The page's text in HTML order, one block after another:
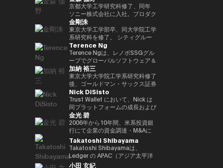
ーンおよびNFT（非代替性トーク
ン）の活用を早期から提唱してき
ました。これにより、ゲーマーは
ゲーム内資産やデータ、ひいては
価値そのものを真に所有できるよ
うになると考えられています。分
散型アプリケーションとデジタル
資産の可能性を明確に見据えた
Yat氏は、Animoca Brandsをブ
ロックチェーン、ゲーム、NFT、
そしてオープン・メタバース分野
におけるリーダー的地位へと迅速
に導きました。Animoca Brands
はNFTを中心とした複数の子会社
や製品群を展開しており、さらに
540社を超えるブロックチェーン
関連企業に投資を行い、世界最大
級のブロックチェーン投資ポート
フォリオを築いています。 Yat氏
はこれまでに数多くの栄誉を受け
ており、世界経済フォーラムの
of Crypto）」と称されている。
2013年には BitAngels を、2014
年には BitAngels Fund 1 を共同
設立。同ファンドは、イーサリア
ムのクラウドセールにおいて、1
トークン30セントという価格で
100万ドルを投資したことで知ら
れている。 ターピンは2015年に
「ビットコイン四季モデル
（Four Seasons of Bitcoin）」
を開発した人物でもあり、2024
年に Skyhorse Publishing から
刊行された著書『Bitcoin
Supercycle』は高い評価を受
け、2024年11月上旬におけるビ
ットコインの史上最高値更新を正
確に予測したことで注目を集め
た。 デジタル資産分野に参入す
る以前には、Market Wire（現
GlobeNewswire） を創業。同社
は現在、Apollo Global
年7月Binance日本代表に就任。
オックスフォード大学経営学修士
（MBA）修了。
デジタルアセットや海外の暗号資
産ETFも積極的にマーケットメイ
クを行い、上場企業である同社は
伝統金融とデジタルアセット業界
の懸け橋としての強みを持つ。
（2023年共同議長）、金融安定
委員会（FSB）イノベーションネ
ットワーク、BIS・中央銀行
CBDCグループなど、国際的な政
策協議体にも幅広く従事。 日本
銀行では、他に長崎支店長、香港
事務所長、金融機構局国際課長
（バーゼル規制担当）、国際局企
画役等を歴任。財務省では国際機
構課企画官として国際金融
（FATF、FSB等）を担当。 一橋
大学法学部卒業。ハーバード大学
でComputer Science for AIを履
修。
ション部を兼務し、同部内でトラ
ンジション・マネジメントを統
括。
COOとして参画した後、2024年
3月より現職。
本、韓国、台湾、オーストラリ
ア、ニュージーランドにおける経
済政策論議ならびにマクロ経済・
金融動向の分析を担当していま
す。また、現地の金融・監督当
局、機関投資家、ビジネスコミュ
ニティとの対話を通じて、イタリ
ア経済への理解促進と、二国間の
経済・金融関係のさらなる強化に
取り組んでいます。 中央銀行、
銀行監督当局、ならびに欧州中央
銀行（ECB）や欧州投資銀行
（EIB）を含む国際金融機関にお
いて15年以上の経験を有し、金
融規制、ガバナンス、コンプライ
アンスの分野で深い専門性を備え
ています。 ローマ大学トル・ヴ
ェルガータ校にて、健全性規制お
よび監督当局の制裁権限をテーマ
とする法学博士号を取得していま
す。
京都大学工学研究科修了、同年
ソニー株式会社に入社。プロダク
ト設計開発・商品企画・マーケテ
ィング業務に従事。その後、ネッ
ト証券でフィンテック新規事業立
ち上げ、カスタマーエクスペリエ
ンス、CX戦略推進などを経験。
2022年 ソニー銀行入社、現在は
ソニー銀行 DX事業企画部長とし
てweb3関連の新規事業企画を推
進。
金剛洙
東京大学工学部卒、同大学院工学
系研究科を修了。 シティグルー
プ証券株式会社に入社し、日本国
債・金利デリバティブのトレーデ
ィング業務に従事。 その後、株
式会社松尾研究所に参画し、機械
学習プロジェクトの企画から
PoC、開発を一貫して担当。
2022年より同社取締役に就任、
また生成AIに特化したVCファン
ドを新設。
Terence Ng
Terence Ngは、レノボSSGグル
ープでグローバルソフトウェア＆
マネージドサービスビジネスを率
いています。彼は、戦略的な
Microsoft Cloud Solution
Provider（CSP）プログラムを推
進し、Microsoftと連携して関連
するサービスソリューション全体
を推進する責任を負っています。
彼は、セキュリティ、ソフトウェ
ア、クラウド、AIエコシステムに
おける主要な戦略的パートナーシ
ップと販売を、グローバル市場全
体で主導しています。 2011年に
レノボに参加して以来、Terence
加納 裕三
東京大学大学院工学系研究科修了
後、ゴールドマン・サックス証券
株式会社等を経て、2014年に株
式会社bitFlyerを共同創業。
bitFlyer創業以降、暗号資産の国
内の法改正に関する提言や自主規
制ルールの策定等に尽力すると共
に、暗号資産交換業者である
bitFlyer USA, Inc.のCEO、
bitFlyer EUROPE S.A.のチェアマ
ンを歴任。グローバルな視点で暗
号資産交換業業界の発展に貢献。
Nick DiSisto
Trust Wallet において、Nick は
同プラットフォームの成長および
ユーザー体験の中核を担う、戦略
的イニシアティブおよびエコシス
テム・パートナーシップを統括し
ている。 彼の取り組みは、DeFi
連携、法定通貨のオン／オフラン
プ、MEV（最大抽出価値）対
策、そしてコア・インフラパート
金光 碧
2006年から10年間、米系投資銀
行にて企業の資金調達・M&Aに
係るデリバティブストラクチャリ
ング業務に従事。2016年に株式
会社bitFlyer入社後、CFOやPRを
経て財務規制関連体制整備 を担
Takatoshi Shibayama
Takatoshi Shibayamaは、
Ledger の APAC（アジア太平洋
地域）統括責任者（Head of
小田 玄紀